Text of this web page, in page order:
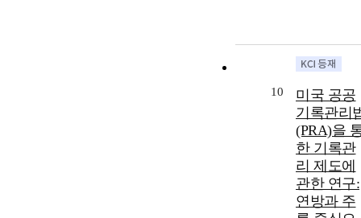
10
미국 공공
기록관리
(PRA)을
한 기록관
리 제도에
관한 연구:
연방과 주